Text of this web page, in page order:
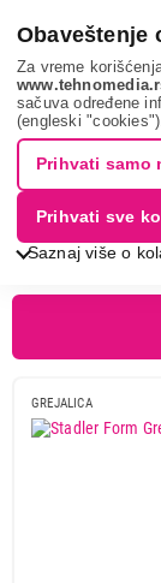
Obaveštenje
Za vreme
sačuva određene
(engleski "cookies").
Saznaj više o
Prihvati samo
Prihvati sve
Grejanje i
Cena od
KAMINSKE
Sortiranje
GREJALICA